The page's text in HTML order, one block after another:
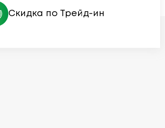
Скидка по Трейд-ин